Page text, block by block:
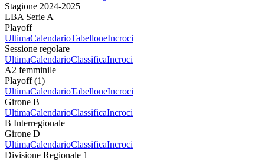
Stagione 2024-2025
LBA Serie A
Playoff
UltimaCalendarioTabelloneIncroci
Sessione regolare
UltimaCalendarioClassificaIncroci
A2 femminile
Playoff (1)
UltimaCalendarioTabelloneIncroci
Girone B
UltimaCalendarioClassificaIncroci
B Interregionale
Girone D
UltimaCalendarioClassificaIncroci
Divisione Regionale 1